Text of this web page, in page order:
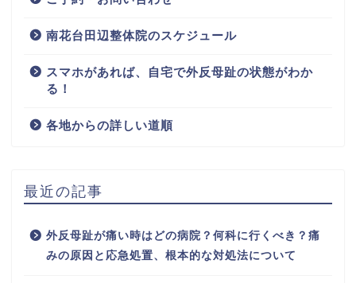
南花台田辺整体院のスケジュール
スマホがあれば、自宅で外反母趾の状態がわか
る！
各地からの詳しい道順
最近の記事
外反母趾が痛い時はどの病院？何科に行くべき？痛
みの原因と応急処置、根本的な対処法について